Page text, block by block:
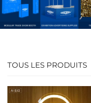
TOUS LES PRODUITS